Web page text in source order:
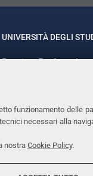
funzionamento delle
necessari alla
nostra Cookie Policy.
UNIVERSITÀ DEGLI
Rettrice: Prof.ssa